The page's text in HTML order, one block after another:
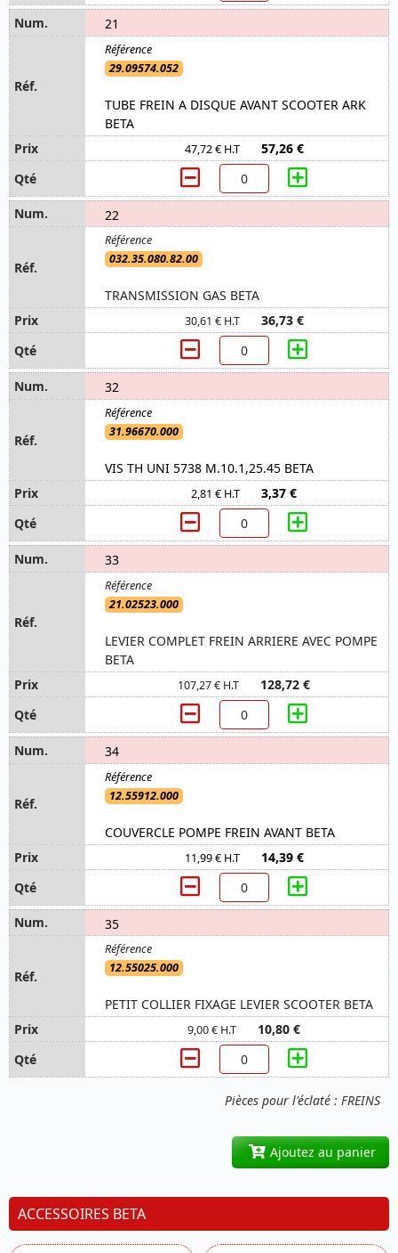
Pièces pour l'éclaté : FREINS
21
29.09574.052
TUBE FREIN A DISQUE AVANT SCOOTER ARK
BETA
47,72 € H.T 57,26 €
22
032.35.080.82.00
TRANSMISSION GAS BETA
30,61 € H.T 36,73 €
32
31.96670.000
VIS TH UNI 5738 M.10.1,25.45 BETA
2,81 € H.T 3,37 €
33
21.02523.000
LEVIER COMPLET FREIN ARRIERE AVEC POMPE
BETA
107,27 € H.T 128,72 €
34
12.55912.000
COUVERCLE POMPE FREIN AVANT BETA
11,99 € H.T 14,39 €
35
12.55025.000
PETIT COLLIER FIXAGE LEVIER SCOOTER BETA
9,00 € H.T 10,80 €
Ajoutez au panier
ACCESSOIRES BETA